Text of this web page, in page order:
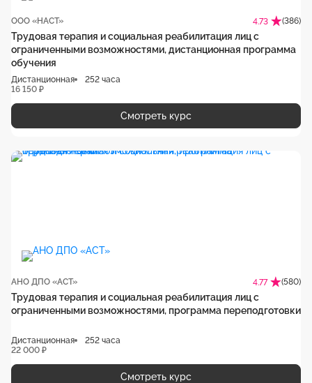
ООО «НАСТ» 4.73 (386)
Трудовая терапия и социальная реабилитация лиц с
ограниченными возможностями, дистанционная программа
обучения
Дистанционная
252 часа
16 150 ₽
Смотреть курс
АНО ДПО «АСТ» 4.77 (580)
Трудовая терапия и социальная реабилитация лиц с
ограниченными возможностями, программа переподготовки
Дистанционная
252 часа
22 000 ₽
Смотреть курс